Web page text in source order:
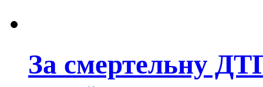
За смертельну